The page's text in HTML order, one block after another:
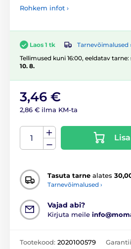
Rohkem infot ›
Laos 1 tk
Tarnevõimalused ›
Tellimused kuni 16:00, eeldatav tarne:
10. 8.
3,46 €
2,86 € ilma KM-ta
Tasuta tarne alates
Tarnevõimalused ›
Vajad abi?
Kirjuta meile
Tootekood: 2020100579